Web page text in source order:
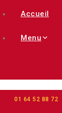
Accueil
Menu
01 64 52 88 72